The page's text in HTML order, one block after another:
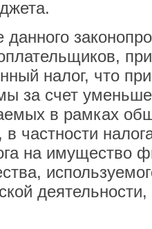
налог, что
за счет
в рамках
в частности
на имущество